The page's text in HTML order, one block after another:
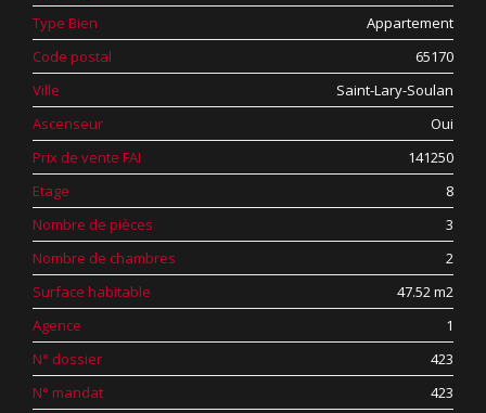
Type Bien
Appartement
Code postal
65170
Ville
Saint-Lary-Soulan
Ascenseur
Oui
Prix de vente FAI
141250
Etage
8
Nombre de pièces
3
Nombre de chambres
2
Surface habitable
47.52 m2
Agence
1
N° dossier
423
N° mandat
423